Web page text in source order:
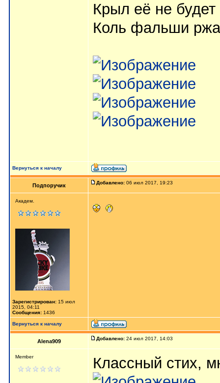
Крыл её не
Коль фальши
Вернуться к началу
Подпоручик Добавлено: 06 июл 2017, 19:23
Академ.
Зарегистрирован: 15 июл
2015, 04:11
Сообщения: 1436
Вернуться к началу
Alena909 Добавлено: 24 июл 2017, 14:03
Member Классный стих,